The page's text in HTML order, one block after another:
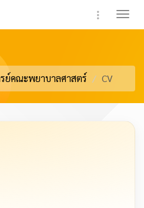
Toggle
ย์คณะพยาบาลศาสตร์ CV